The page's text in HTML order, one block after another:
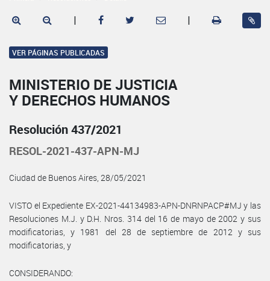
| |
VER PÁGINAS PUBLICADAS
MINISTERIO DE JUSTICIA
Y DERECHOS HUMANOS
Resolución 437/2021
RESOL-2021-437-APN-MJ
Ciudad de Buenos Aires, 28/05/2021
VISTO el Expediente EX-2021-44134983-APN-DNRNPACP#MJ y las
Resoluciones M.J. y D.H. Nros. 314 del 16 de mayo de 2002 y sus
modificatorias, y 1981 del 28 de septiembre de 2012 y sus
modificatorias, y
CONSIDERANDO: